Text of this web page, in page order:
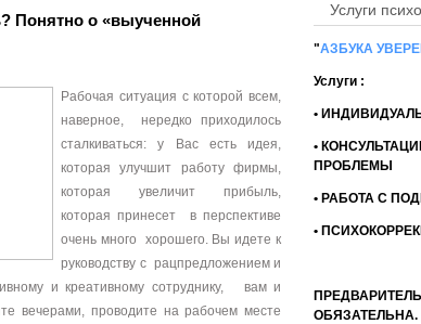
Понятно о «выученной
Рабочая ситуация с которой всем,
наверное, нередко приходилось
сталкиваться: у Вас есть идея,
которая улучшит работу фирмы,
которая увеличит прибыль,
которая принесет в перспективе
очень много хорошего. Вы идете к
руководству с рацпредложением и
и креативному сотруднику, вам и
вечерами, проводите на рабочем месте
Услуги
"АЗБУКА
Услуги :
•
•
ПРОБЛЕМЫ
• РАБОТА С
•
ОБЯЗАТЕЛЬНА.